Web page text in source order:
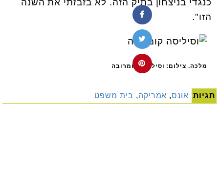
כנגדי בניצחון בתיק הזה. לא בזבזתי את השנה
הזו".
מלכה. צילום: וסיליסה קומרובה
תגיות אונס, אמריקה, בית משפט